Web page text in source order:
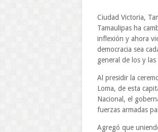
Ciudad Victoria,
Tamaulipas ha
inflexión y ahora
democracia sea
general de los y
Al presidir la
Loma, de esta
Nacional, el
fuerzas armadas
Agregó que